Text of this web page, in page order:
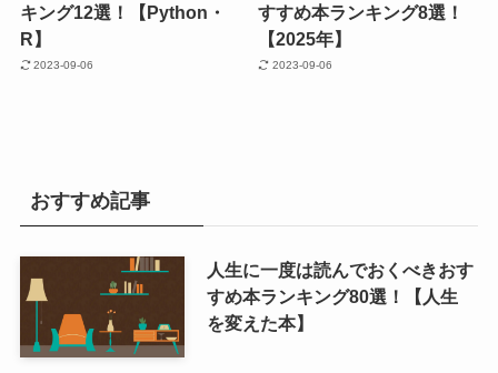
キング12選！【Python・
R】
2023-09-06
すすめ本ランキング8選！
【2025年】
2023-09-06
おすすめ記事
人生に一度は読んでおくべきおす
すめ本ランキング80選！【人生
を変えた本】